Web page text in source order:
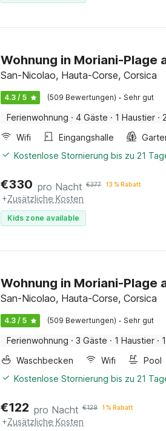
Wohnung in Moriani-Plage
San-Nicolao, Hauta-Corse, Corsica
4.3 / 5 (509 Bewertungen) · Sehr gut
Ferienwohnung · 4 Gäste · 1 Haustier ·
Wifi
Eingangshalle
Kostenlose Stornierung bis zu 21
€330 pro Nacht €377 13 % Rabatt
+Zusätzliche Kosten
Kids zone available
Wohnung in Moriani-Plage
San-Nicolao, Hauta-Corse, Corsica
4.3 / 5 (509 Bewertungen) · Sehr gut
Ferienwohnung · 3 Gäste · 1 Haustier ·
Waschbecken
Wifi Pool
Kostenlose Stornierung bis zu 21
€122 pro Nacht €129 1 % Rabatt
+Zusätzliche Kosten